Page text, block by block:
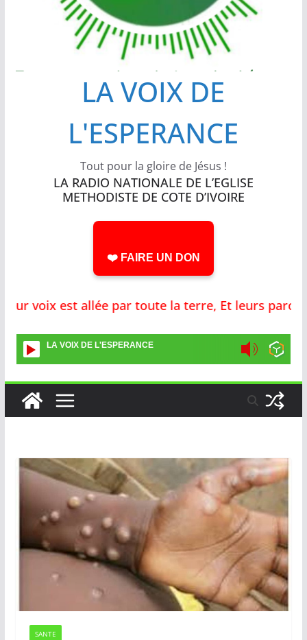
LA VOIX DE
L'ESPERANCE
Tout pour la gloire de Jésus !
LA RADIO NATIONALE DE L’EGLISE
METHODISTE DE COTE D’IVOIRE
❤️ FAIRE UN DON
est allée par toute la terre, Et leurs paroles
LA VOIX DE L'ESPERANCE
SANTE